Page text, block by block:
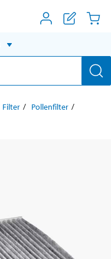
Filter
Pollenfilter